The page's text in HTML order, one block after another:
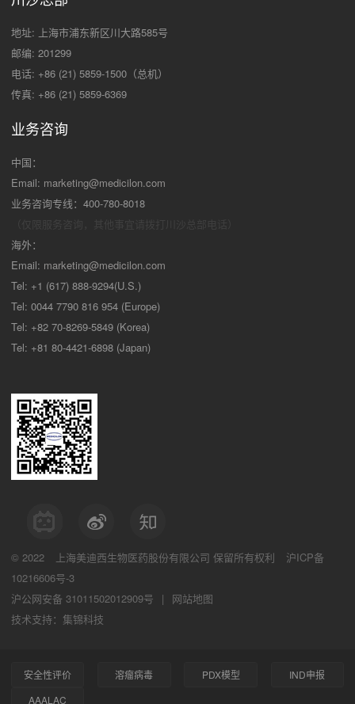
地址: 上海市浦东新区川大路585号
邮编: 201299
电话: +86 (21) 5859-1500（总机）
传真: +86 (21) 5859-6369
业务咨询
中国：
Email: marketing@medicilon.com
业务咨询专线：400-780-8018
海外：
Email: marketing@medicilon.com
Tel: +1 (617) 888-9294(U.S.)
Tel: 0044 7790 816 954 (Europe)
Tel: +82 70-8269-5849 (Korea)
Tel: +81 80-4421-6898 (Japan)
© 2022 上海美迪西生物医药股份有限公司 保留所有权利
沪ICP备
10216606号-3
沪公网安备 31011502012909号
|
网站地图
技术支持：集锦科技
安全性评价 溶瘤病毒 PDX模型
IND申报
AAALAC